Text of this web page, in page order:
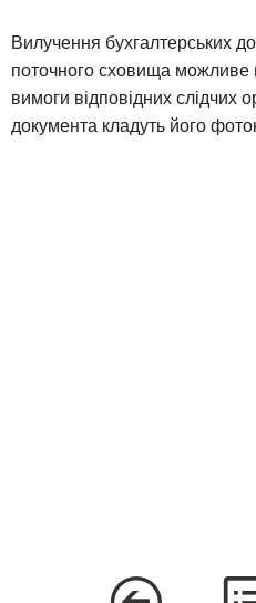
Вилучення бухгалтерських
поточного сховища можливе
вимоги відповідних слідчих
документа кладуть його